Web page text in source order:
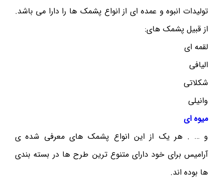
تولیدات انبوه و عمده ای از انواع پشمک ها را دارا می باشد.
از قبیل پشمک های:
لقمه ای
الیافی
شکلاتی
وانیلی
میوه ای
و … . هر یک از این انواع پشمک های معرفی شده ی
آرامیس برای خود دارای متنوع ترین طرح ها در بسته بندی
ها بوده اند.